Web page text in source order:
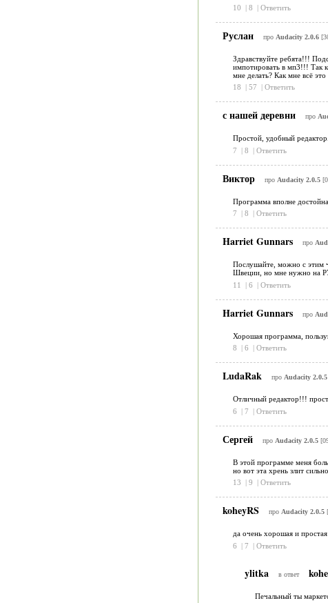
10
| 8 | Ответить
Руслан про Audacity 2.0.6
Здравствуйте ребята!!!
импотировать в мп3!!! Так
мне делать? Как мне всё
18
| 57 | Ответить
с нашей деревни про
Простой, удобный редактор.
7
| 8 | Ответить
Виктор про Audacity 2.0.5
Программа вполне
7
| 8 | Ответить
Harriet Gunnars про
Послушайте, можно с этим
Швеции, но мне нужно
11
| 6 | Ответить
Harriet Gunnars про
Хорошая программа,
8
| 6 | Ответить
LudaRak про Audacity 2.0.5
Отличный редактор!!!
6
| 7 | Ответить
Сергей про Audacity 2.0.5
В этой программе меня
но вот эта хрень злит
13
| 9 | Ответить
koheyRS про Audacity 2.0.5
да очень хорошая и
6
| 7 | Ответить
ylitka в ответ
Печальный ты